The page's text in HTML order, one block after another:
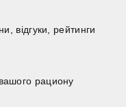
відгуки, рейтинги
рациону